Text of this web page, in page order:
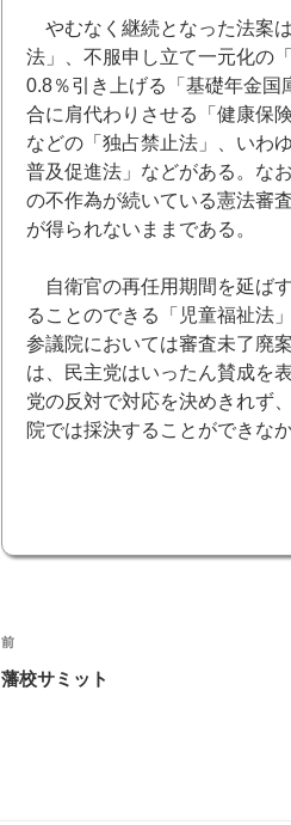
やむなく継続となった法案
法」、不服申し立て一元化の
0.8％引き上げる「基礎年金
合に肩代わりさせる「健康保
などの「独占禁止法」、いわ
普及促進法」などがある。な
の不作為が続いている憲法審
が得られないままである。
自衛官の再任用期間を延ば
ることのできる「児童福祉法
参議院においては審査未了廃
は、民主党はいったん賛成を
党の反対で対応を決めきれず
院では採決することができなか
投
稿
前
の
前
藩校サミット